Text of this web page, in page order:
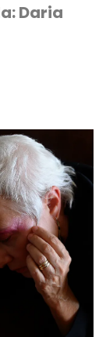
Daria